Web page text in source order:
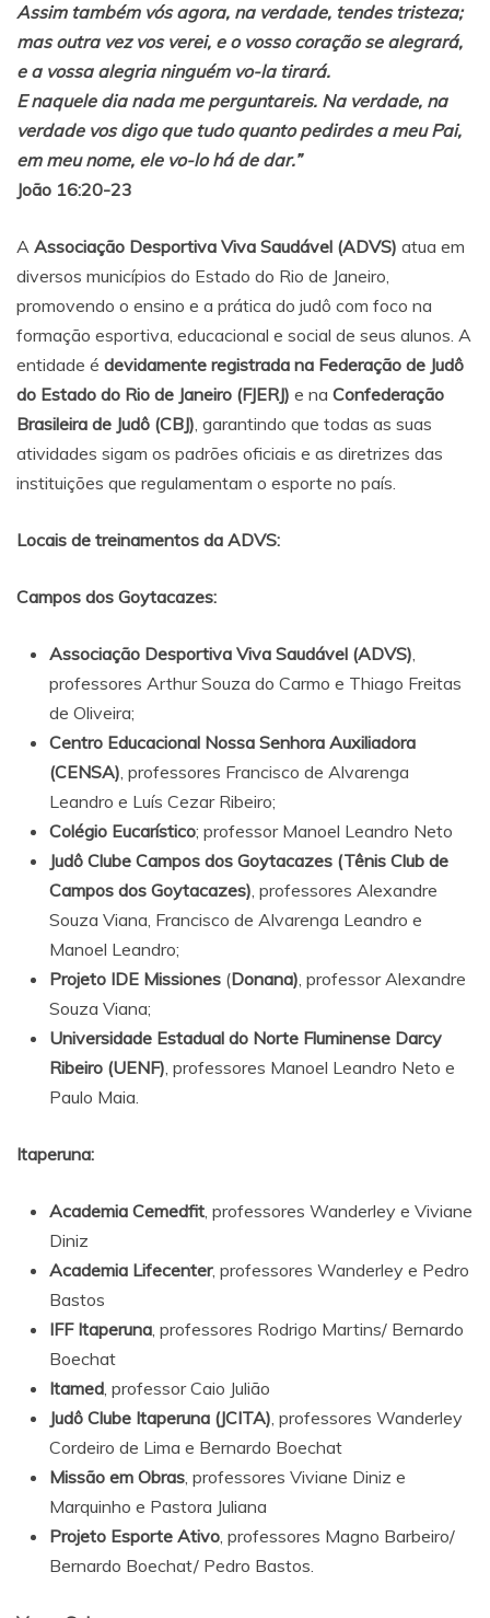
Assim também vós agora, na verdade, tendes tristeza;
mas outra vez vos verei, e o vosso coração se alegrará,
e a vossa alegria ninguém vo-la tirará.
E naquele dia nada me perguntareis. Na verdade, na
verdade vos digo que tudo quanto pedirdes a meu Pai,
em meu nome, ele vo-lo há de dar.”
João 16:20-23
A Associação Desportiva Viva Saudável (ADVS) atua em
diversos municípios do Estado do Rio de Janeiro,
promovendo o ensino e a prática do judô com foco na
formação esportiva, educacional e social de seus alunos. A
entidade é devidamente registrada na Federação de Judô
do Estado do Rio de Janeiro (FJERJ) e na Confederação
Brasileira de Judô (CBJ), garantindo que todas as suas
atividades sigam os padrões oficiais e as diretrizes das
instituições que regulamentam o esporte no país.
Locais de treinamentos da ADVS:
Campos dos Goytacazes:
Associação Desportiva Viva Saudável (ADVS),
professores Arthur Souza do Carmo e Thiago Freitas
de Oliveira;
Centro Educacional Nossa Senhora Auxiliadora
(CENSA), professores Francisco de Alvarenga
Leandro e Luís Cezar Ribeiro;
Colégio Eucarístico; professor Manoel Leandro Neto
Judô Clube Campos dos Goytacazes (Tênis Club de
Campos dos Goytacazes), professores Alexandre
Souza Viana, Francisco de Alvarenga Leandro e
Manoel Leandro;
Projeto IDE Missiones (Donana), professor Alexandre
Souza Viana;
Universidade Estadual do Norte Fluminense Darcy
Ribeiro (UENF), professores Manoel Leandro Neto e
Paulo Maia.
Itaperuna:
Academia Cemedfit, professores Wanderley e Viviane
Diniz
Academia Lifecenter, professores Wanderley e Pedro
Bastos
IFF Itaperuna, professores Rodrigo Martins/ Bernardo
Boechat
Itamed, professor Caio Julião
Judô Clube Itaperuna (JCITA), professores Wanderley
Cordeiro de Lima e Bernardo Boechat
Missão em Obras, professores Viviane Diniz e
Marquinho e Pastora Juliana
Projeto Esporte Ativo, professores Magno Barbeiro/
Bernardo Boechat/ Pedro Bastos.